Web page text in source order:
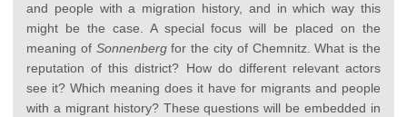
and people with a migration history, and in which way this
might be the case. A special focus will be placed on the
meaning of Sonnenbergfor the city of Chemnitz. What is the
reputation of this district? How do different relevant actors
see it? Which meaning does it have for migrants and people
with a migrant history? These questions will be embedded in